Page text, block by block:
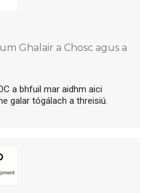
Ghalair a Chosc agus a
a bhfuil mar aidhm aici
galar tógálach a threisiú.